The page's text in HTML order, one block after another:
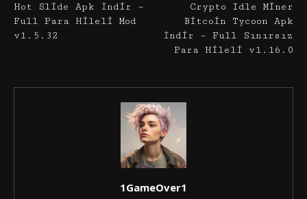
Hot Slide Apk İndir –
Full Para Hileli Mod
v1.5.32
Crypto Idle Miner
Bitcoin Tycoon Apk
İndir – Full Sınırsız
Para Hileli v1.16.0
1GameOver1